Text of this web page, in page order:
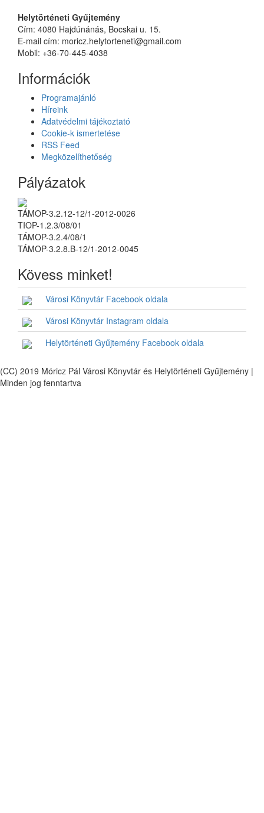
Helytörténeti Gyűjtemény
Cím: 4080 Hajdúnánás, Bocskai u. 15.
E-mail cím: moricz.helytorteneti@gmail.com
Mobil: +36-70-445-4038
Információk
Programajánló
Híreink
Adatvédelmi tájékoztató
Cookie-k ismertetése
RSS Feed
Megközelíthetőség
Pályázatok
TÁMOP-3.2.12-12/1-2012-0026
TIOP-1.2.3/08/01
TÁMOP-3.2.4/08/1
TÁMOP-3.2.8.B-12/1-2012-0045
Kövess minket!
Városi Könyvtár Facebook oldala
Városi Könyvtár Instagram oldala
Helytörténeti Gyűjtemény Facebook oldala
(CC) 2019 Móricz Pál Városi Könyvtár és Helytörténeti Gyűjtemény |
Minden jog fenntartva